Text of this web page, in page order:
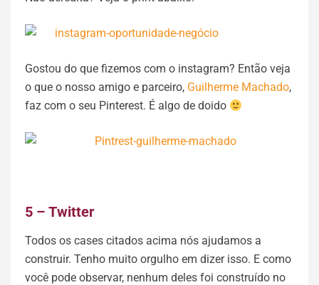
Gostou do que fizemos com o instagram? Então veja
o que o nosso amigo e parceiro, Guilherme Machado,
faz com o seu Pinterest. É algo de doido
5 – Twitter
Todos os cases citados acima nós ajudamos a
construir. Tenho muito orgulho em dizer isso. E como
você pode observar, nenhum deles foi construído no